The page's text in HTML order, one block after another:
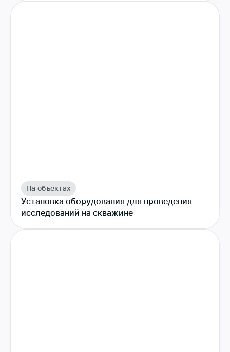
На объектах
Установка оборудования для проведения
исследований на скважине